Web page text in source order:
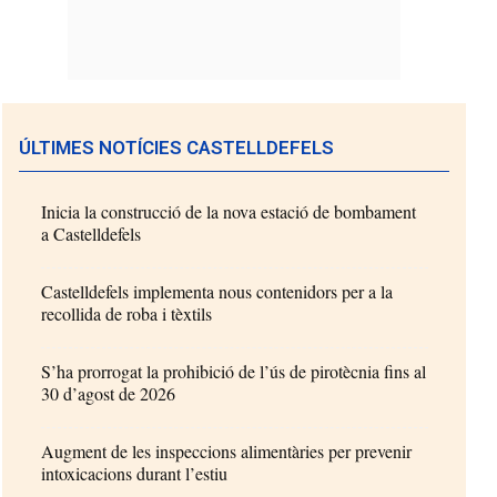
ÚLTIMES NOTÍCIES CASTELLDEFELS
Inicia la construcció de la nova estació de bombament
a Castelldefels
Castelldefels implementa nous contenidors per a la
recollida de roba i tèxtils
S’ha prorrogat la prohibició de l’ús de pirotècnia fins al
30 d’agost de 2026
Augment de les inspeccions alimentàries per prevenir
intoxicacions durant l’estiu